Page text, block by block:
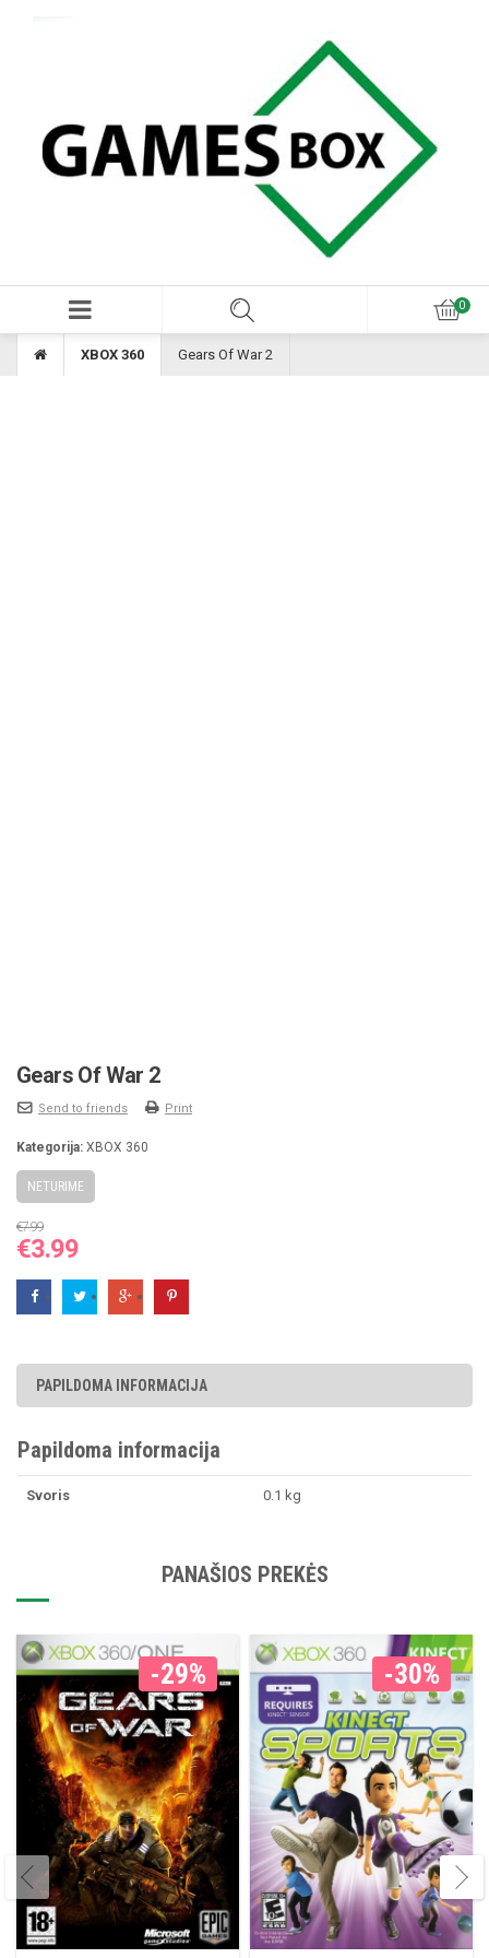
XBOX 360 Gears Of War 2
Gears Of War 2
Send to friends Print
Kategorija: XBOX 360
NETURIME
€7.99
Original
price
was:
€3.99Current
price
is:
PAPILDOMA INFORMACIJA
Papildoma informacija
Svoris 0.1 kg
PANAŠIOS PREKĖS
-29% -30%